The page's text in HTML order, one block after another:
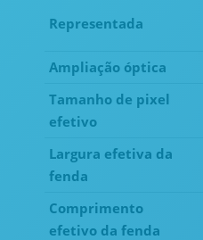
Representada
Ampliação óptica
Tamanho de pixel
efetivo
Largura efetiva da
fenda
Comprimento
efetivo da fenda